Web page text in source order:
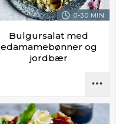
0-30 MIN.
Bulgursalat med
edamamebønner og
jordbær